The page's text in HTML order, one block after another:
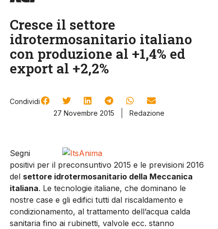
Cresce il settore
idrotermosanitario italiano
con produzione al +1,4% ed
export al +2,2%
Condividi
27 Novembre 2015
Redazione
Segni
positivi per il preconsuntivo 2015 e le previsioni 2016
del settore idrotermosanitario della Meccanica
italiana. Le tecnologie italiane, che dominano le
nostre case e gli edifici tutti dal riscaldamento e
condizionamento, al trattamento dell’acqua calda
sanitaria fino ai rubinetti, valvole ecc. stanno